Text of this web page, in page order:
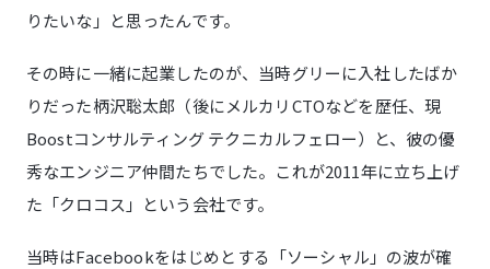
りたいな」と思ったんです。
その時に一緒に起業したのが、当時グリーに入社したばか
りだった柄沢聡太郎（後にメルカリCTOなどを歴任、現
Boostコンサルティング テクニカルフェロー）と、彼の優
秀なエンジニア仲間たちでした。これが2011年に立ち上げ
た「クロコス」という会社です。
当時はFacebookをはじめとする「ソーシャル」の波が確